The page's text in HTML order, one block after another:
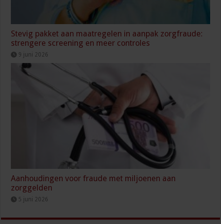
Stevig pakket aan maatregelen in aanpak zorgfraude:
strengere screening en meer controles
9 juni 2026
Aanhoudingen voor fraude met miljoenen aan
zorggelden
5 juni 2026